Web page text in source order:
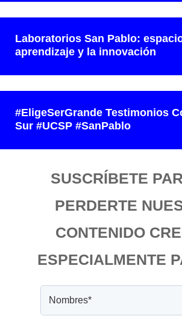
Laboratorios San Pablo:
aprendizaje y la innovación
#EligeSerGrande Testimonios
Sur #UCSP #SanPablo
SUSCRÍBETE
PERDERTE
CONTENIDO
ESPECIALMENTE